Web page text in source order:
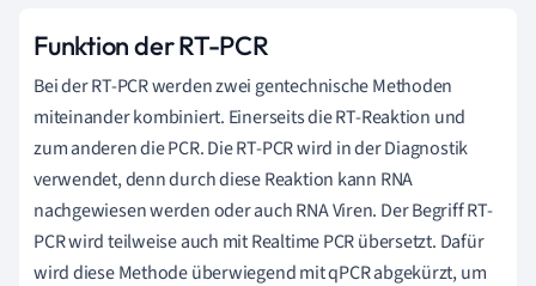
Funktion der RT-PCR
Bei der RT-PCR werden zwei gentechnische Methoden
miteinander kombiniert. Einerseits die RT-Reaktion und
zum anderen die PCR. Die RT-PCR wird in der Diagnostik
verwendet, denn durch diese Reaktion kann RNA
nachgewiesen werden oder auch RNA Viren. Der Begriff RT-
PCR wird teilweise auch mit Realtime PCR übersetzt. Dafür
wird diese Methode überwiegend mit qPCR abgekürzt, um